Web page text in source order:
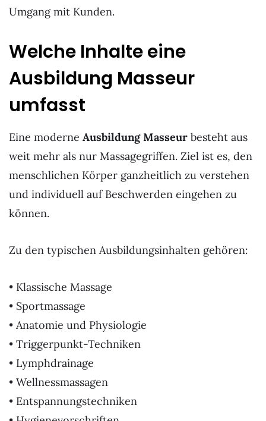
Umgang mit Kunden.
Welche Inhalte eine
Ausbildung Masseur
umfasst
Eine moderne Ausbildung Masseur besteht aus
weit mehr als nur Massagegriffen. Ziel ist es, den
menschlichen Körper ganzheitlich zu verstehen
und individuell auf Beschwerden eingehen zu
können.
Zu den typischen Ausbildungsinhalten gehören:
• Klassische Massage
• Sportmassage
• Anatomie und Physiologie
• Triggerpunkt-Techniken
• Lymphdrainage
• Wellnessmassagen
• Entspannungstechniken